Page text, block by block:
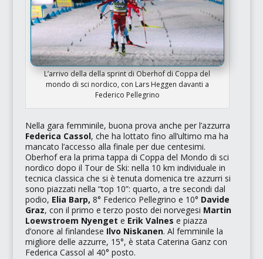
L’arrivo della della sprint di Oberhof di Coppa del
mondo di sci nordico, con Lars Heggen davanti a
Federico Pellegrino
Nella gara femminile, buona prova anche per l’azzurra
Federica Cassol, che ha lottato fino all’ultimo ma ha
mancato l’accesso alla finale per due centesimi.
Oberhof era la prima tappa di Coppa del Mondo di sci
nordico dopo il Tour de Ski: nella 10 km individuale in
tecnica classica che si è tenuta domenica tre azzurri si
sono piazzati nella “top 10”: quarto, a tre secondi dal
podio, Elia Barp, 8° Federico Pellegrino e 10° Davide
Graz, con il primo e terzo posto dei norvegesi Martin
Loewstroem Nyenget e Erik Valnes e piazza
d’onore al finlandese Ilvo Niskanen. Al femminile la
migliore delle azzurre, 15°, è stata Caterina Ganz con
Federica Cassol al 40° posto.